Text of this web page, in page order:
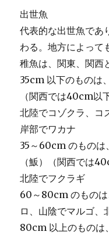
出世魚
代表的な出世魚であ
わる。地方によって
稚魚は、関東、関西
35cm 以下のものは
（関西では40cm以
北陸でコゾクラ、コ
岸部でワカナ
35～60cm のものは
（魬）（関西では
北陸でフクラギ
60～80cm のものは
ロ、山陰でマルゴ、
80cm 以上のものは